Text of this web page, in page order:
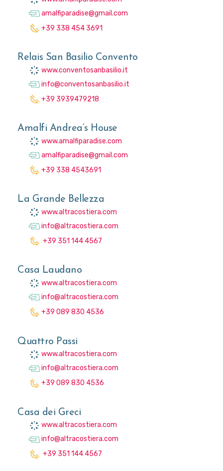
amalfiparadise@gmail.com
+39 338 454 3691
Relais San Basilio Convento
www.conventosanbasilio.it
info@conventosanbasilio.it
+39 3939479218
Amalfi Andrea’s House
www.amalfiparadise.com
amalfiparadise@gmail.com
+39 338 4543691
La Grande Bellezza
www.altracostiera.com
info@altracostiera.com
+39 351 144 4567
Casa Laudano
www.altracostiera.com
info@altracostiera.com
+39 089 830 4536
Quattro Passi
www.altracostiera.com
info@altracostiera.com
+39 089 830 4536
Casa dei Greci
www.altracostiera.com
info@altracostiera.com
+39 351 144 4567